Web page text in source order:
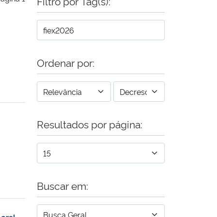
Ordenar por:
Resultados por página:
Buscar em: